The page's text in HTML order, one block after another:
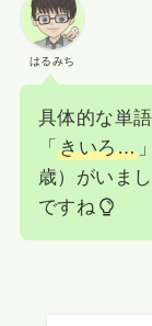
はるみち
具体的な単
「きいろ…
歳）がいま
ですね